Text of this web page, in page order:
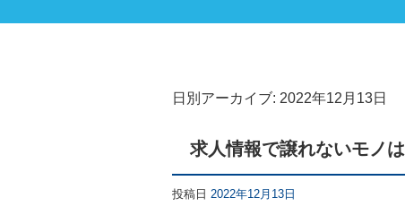
日別アーカイブ: 2022年12月13日
求人情報で譲れないモノ
投稿日 2022年12月13日